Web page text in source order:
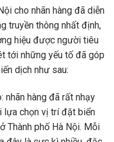
cho nhãn hàng đã diễn
truyền thông nhất định,
hiệu được người tiêu
tới những yếu tố đã góp
dịch như sau:
nhãn hàng đã rất nhạy
lựa chọn vị trí đặt biển
Thành phố Hà Nội. Mỗi